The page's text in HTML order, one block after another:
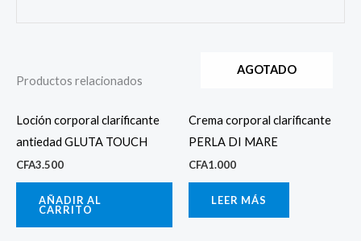
Productos relacionados
Loción corporal clarificante
antiedad GLUTA TOUCH
CFA3.500
AÑADIR AL
CARRITO
AGOTADO
Crema corporal clarificante
PERLA DI MARE
CFA1.000
LEER MÁS